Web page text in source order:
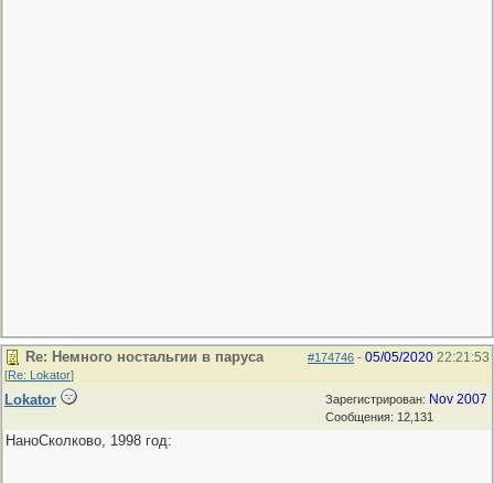
#174746 - 05/05/2020 22:21:53
Re: Немного ностальгии в паруса
[Re: Lokator]
Зарегистрирован: Nov 2007
Сообщения: 12,131
Lokator
НаноСколково, 1998 год: